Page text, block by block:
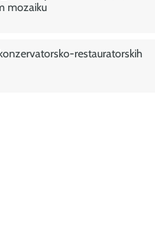
mozaiku
restauratorskih